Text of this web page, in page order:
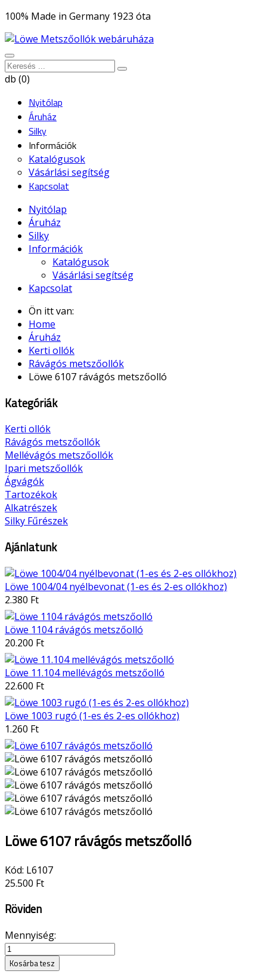
100% Made in Germany 1923 óta
db (0)
Nyitólap
Áruház
Silky
Információk
Katalógusok
Vásárlási segítség
Kapcsolat
Nyitólap
Áruház
Silky
Információk
Katalógusok
Vásárlási segítség
Kapcsolat
Ön itt van:
Home
Áruház
Kerti ollók
Rávágós metszőollók
Löwe 6107 rávágós metszőolló
Kategóriák
Kerti ollók
Rávágós metszőollók
Mellévágós metszőollók
Ipari metszőollók
Ágvágók
Tartozékok
Alkatrészek
Silky Fűrészek
Ajánlatunk
Löwe 1004/04 nyélbevonat (1-es és 2-es ollókhoz)
2.380 Ft
Löwe 1104 rávágós metszőolló
20.200 Ft
Löwe 11.104 mellévágós metszőolló
22.600 Ft
Löwe 1003 rugó (1-es és 2-es ollókhoz)
1.260 Ft
Löwe 6107 rávágós metszőolló
Kód: L6107
25.500 Ft
Röviden
Mennyiség:
Kosárba tesz